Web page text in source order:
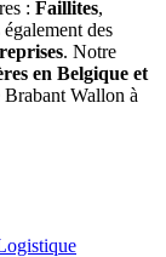
: Faillites,
des
. Notre
en Belgique et
Brabant Wallon à